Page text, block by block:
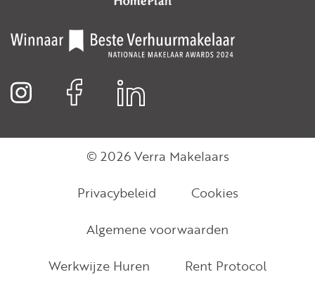
© 2026 Verra Makelaars
Privacybeleid
Cookies
Algemene voorwaarden
Werkwijze Huren
Rent Protocol